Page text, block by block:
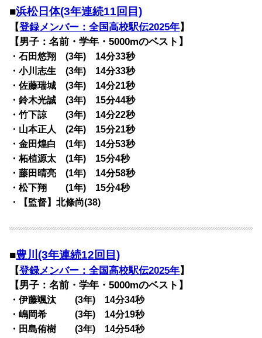
■浜松日体(3年連続11回目)
【登録メンバー：全国高校駅伝2025年】
【男子：名前・学年・5000mのベスト】
・石田悠翔 (3年) 14分33秒
・小川志生 (3年) 14分33秒
・佐藤瑞城 (3年) 14分21秒
・鈴木光誠 (3年) 15分44秒
・竹下諒 (3年) 14分22秒
・山本正人 (2年) 15分21秒
・金田煌白 (1年) 14分53秒
・柘植源太 (1年) 15分4秒
・藤田晴亮 (1年) 14分58秒
・松下翔 (1年) 15分4秒
・【監督】北條尚(38)
■豊川(3年連続12回目)
【登録メンバー：全国高校駅伝2025年】
【男子：名前・学年・5000mのベスト】
・伊藤颯汰 (3年) 14分34秒
・嶋岡希 (3年) 14分19秒
・田島侑樹 (3年) 14分54秒